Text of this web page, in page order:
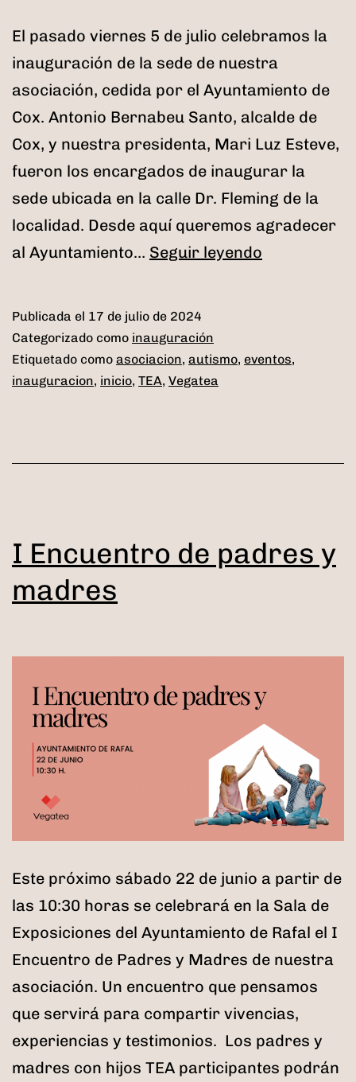
El pasado viernes 5 de julio celebramos la
inauguración de la sede de nuestra
asociación, cedida por el Ayuntamiento de
Cox. Antonio Bernabeu Santo, alcalde de
Cox, y nuestra presidenta, Mari Luz Esteve,
fueron los encargados de inaugurar la
sede ubicada en la calle Dr. Fleming de la
localidad. Desde aquí queremos agradecer
al Ayuntamiento… Seguir leyendo
de
Publicada el 17 de julio de 2024
Categorizado como inauguración
Etiquetado como asociacion, autismo, eventos,
inauguracion, inicio, TEA, Vegatea
I Encuentro de padres y
madres
Este próximo sábado 22 de junio a partir de
las 10:30 horas se celebrará en la Sala de
Exposiciones del Ayuntamiento de Rafal el I
Encuentro de Padres y Madres de nuestra
asociación. Un encuentro que pensamos
que servirá para compartir vivencias,
experiencias y testimonios. Los padres y
madres con hijos TEA participantes podrán